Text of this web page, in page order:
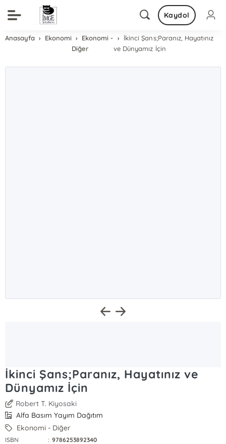
Kaydol
Anasayfa Ekonomi
Ekonomi -
Diğer
İkinci Şans;Paranız, Hayatınız
ve Dünyamız İçin
İkinci Şans;Paranız, Hayatınız ve
Dünyamız İçin
Robert T. Kiyosaki
Alfa Basım Yayım Dağıtım
Ekonomi - Diğer
ISBN : 9786253892340